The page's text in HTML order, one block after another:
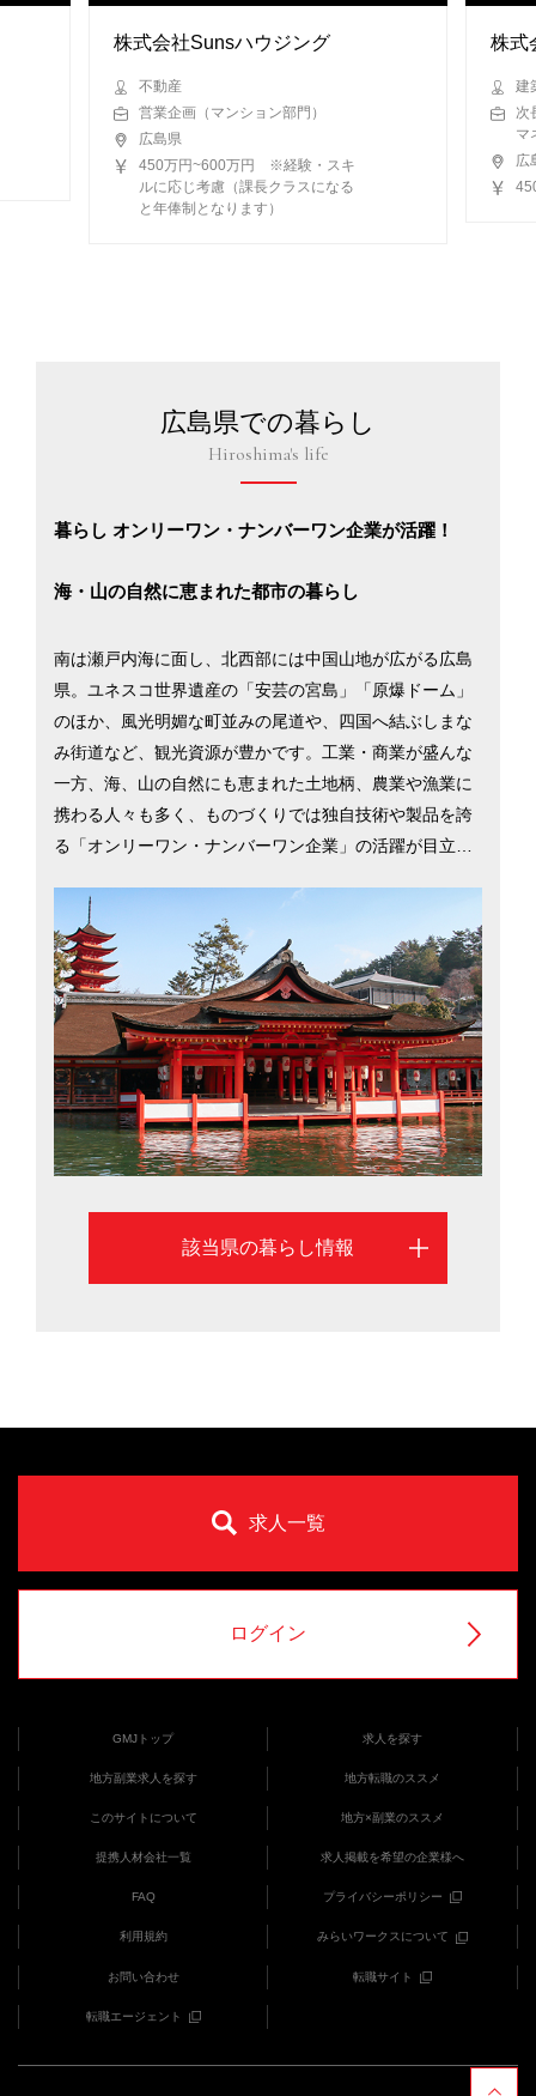
当いただきます
株式会社Sunsハウジング
不動産
営業企画（マンション部門）
広島県
450万円~600万円 ※経験・スキ
ルに応じ考慮（課長クラスになる
と年俸制となります）
応を
株式
建
次
マ
広
広島県での暮らし
Hiroshima's life
暮らし オンリーワン・ナンバーワン企業が活躍！
海・山の自然に恵まれた都市の暮らし
南は瀬戸内海に面し、北西部には中国山地が広がる広島
県。ユネスコ世界遺産の「安芸の宮島」「原爆ドーム」
のほか、風光明媚な町並みの尾道や、四国へ結ぶしまな
み街道など、観光資源が豊かです。工業・商業が盛んな
一方、海、山の自然にも恵まれた土地柄、農業や漁業に
携わる人々も多く、ものづくりでは独自技術や製品を誇
る「オンリーワン・ナンバーワン企業」の活躍が目立ち
ー大阪間は新幹線で約1時間40分。他府県へも気軽に訪
れられる交通網が整っています。また、野球の広島カー
プをはじめ、サッカーやバレーボールなどでも広島を本
拠地とするチームは多く、スポーツ観戦に費やす時間の
長さは全国一位（2016年総務省調べ）。広島市と福山市
での暮らしを考える際に役立つ、さまざまな移住支援情
報を掲載しています。
該当県の暮らし情報
求人一覧
ログイン
GMJトップ 求人を探す
地方副業求人を探す 地方転職のススメ
このサイトについて 地方×副業のススメ
提携人材会社一覧 求人掲載を希望の企業様へ
FAQ プライバシーポリシー
利用規約 みらいワークスについて
お問い合わせ 転職サイト
転職エージェント